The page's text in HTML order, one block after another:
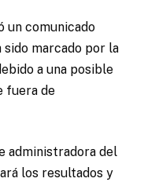
un comunicado
sido marcado por la
a una posible
fuera de
administradora del
los resultados y